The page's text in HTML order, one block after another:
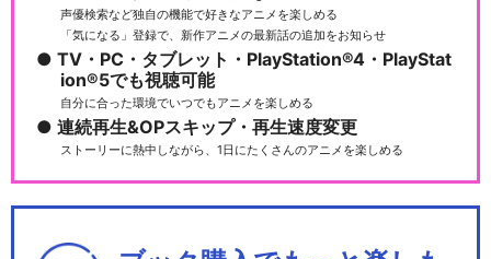
声優検索など独自の機能で好きなアニメを楽しめる
「気になる」登録で、新作アニメの最新話の追加をお知らせ
TV・PC・タブレット・PlayStation®4・PlayStat
ion®5でも視聴可能
自分に合った環境でいつでもアニメを楽しめる
連続再生&OPスキップ・再生速度変更
ストーリーに熱中しながら、1日にたくさんのアニメを楽しめる